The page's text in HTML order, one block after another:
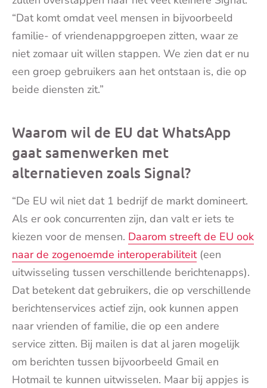
“Dat komt omdat veel mensen in bijvoorbeeld
familie- of vriendenappgroepen zitten, waar ze
niet zomaar uit willen stappen. We zien dat er nu
een groep gebruikers aan het ontstaan is, die op
beide diensten zit.”
Waarom wil de EU dat WhatsApp
gaat samenwerken met
alternatieven zoals Signal?
“De EU wil niet dat 1 bedrijf de markt domineert.
Als er ook concurrenten zijn, dan valt er iets te
kiezen voor de mensen. Daarom streeft de EU ook
naar de zogenoemde interoperabiliteit(een
uitwisseling tussen verschillende berichtenapps).
Dat betekent dat gebruikers, die op verschillende
berichtenservices actief zijn, ook kunnen appen
naar vrienden of familie, die op een andere
service zitten. Bij mailen is dat al jaren mogelijk
om berichten tussen bijvoorbeeld Gmail en
Hotmail te kunnen uitwisselen. Maar bij appjes is